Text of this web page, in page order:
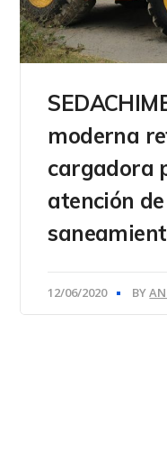
moderna
cargadora
atención
12/06/2020 BY